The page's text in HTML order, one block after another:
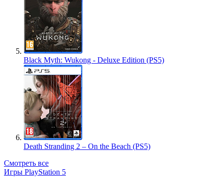
Black Myth: Wukong - Deluxe Edition (PS5)
Death Stranding 2 – On the Beach (PS5)
Смотреть все
Игры PlayStation 5